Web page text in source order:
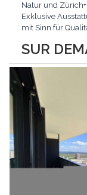
SUR
Natur und
Exklusive
mit Sinn für
anrufen: +41 76